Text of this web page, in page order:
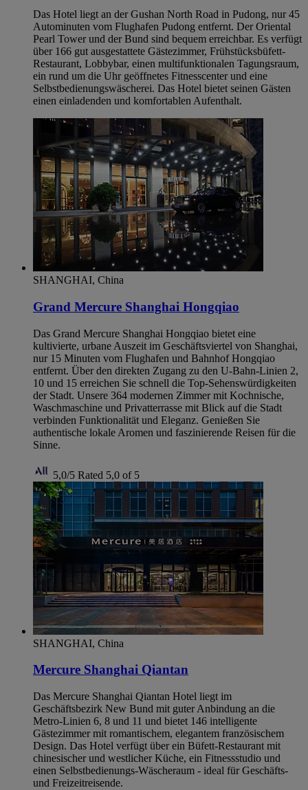
Das Hotel liegt an der Gushan North Road in Pudong, nur 45
Autominuten vom Flughafen Pudong entfernt. Der Oriental
Pearl Tower und der Bund sind bequem erreichbar. Es verfügt
über 166 gut ausgestattete Gästezimmer, Frühstücksbüfett-
Restaurant, Lobbybar, einen multifunktionalen Tagungsraum,
ein rund um die Uhr geöffnetes Fitnesscenter und eine
Selbstbedienungswäscherei. Das Hotel bietet seinen Gästen
einen einladenden und komfortablen Aufenthalt.
SHANGHAI, China
Grand Mercure Shanghai Hongqiao
Das Grand Mercure Shanghai Hongqiao bietet eine
kultivierte, urbane Auszeit im Geschäftsviertel von Shanghai,
nur 15 Minuten vom Flughafen und Bahnhof Hongqiao
entfernt. Über den direkten Zugang zu den U-Bahn-Linien 2,
10 und 15 erreichen Sie schnell die Top-Sehenswürdigkeiten
der Stadt. Unsere 364 modernen Zimmer mit Kochnische,
Waschmaschine und Privatterrasse mit Blick auf die Stadt
verbinden Funktionalität und Eleganz. Genießen Sie
authentische lokale Aromen und faszinierende Reisen für die
Sinne.
5,0/5 Rated 5,0 of 5
SHANGHAI, China
Mercure Shanghai Qiantan
Das Mercure Shanghai Qiantan Hotel liegt im
Geschäftsbezirk New Bund mit guter Anbindung an die
Metro-Linien 6, 8 und 11 und bietet 146 intelligente
Gästezimmer mit romantischem, elegantem französischem
Design. Das Hotel verfügt über ein Büfett-Restaurant mit
chinesischer und westlicher Küche, ein Fitnessstudio und
einen Selbstbedienungs-Wäscheraum - ideal für Geschäfts-
und Freizeitreisende.